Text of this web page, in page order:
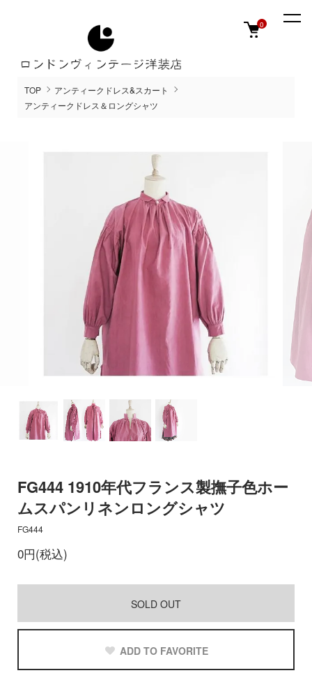
0
TOP
アンティークドレス&スカート
アンティークドレス＆ロングシャツ
FG444 1910年代フランス製撫子色ホー
ムスパンリネンロングシャツ
FG444
0円(税込)
SOLD OUT
ADD TO FAVORITE